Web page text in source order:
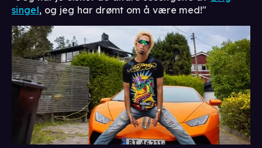
singel, og jeg har drømt om å være med!"